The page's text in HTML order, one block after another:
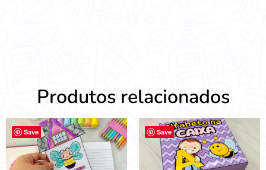
Produtos relacionados
Save Save